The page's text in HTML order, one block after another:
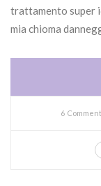
trattamento super
mia chioma
6